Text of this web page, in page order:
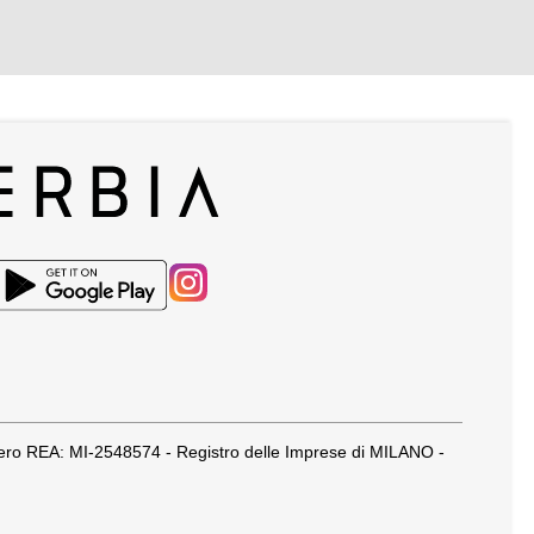
REA: MI-2548574 - Registro delle Imprese di MILANO -